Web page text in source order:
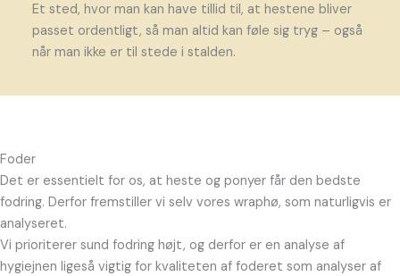
Et sted, hvor man kan have tillid til, at hestene bliver
passet ordentligt, så man altid kan føle sig tryg – også
når man ikke er til stede i stalden.
Foder
Det er essentielt for os, at heste og ponyer får den bedste
fodring. Derfor fremstiller vi selv vores wraphø, som naturligvis er
analyseret.
Vi prioriterer sund fodring højt, og derfor er en analyse af
hygiejnen ligeså vigtig for kvaliteten af foderet som analyser af